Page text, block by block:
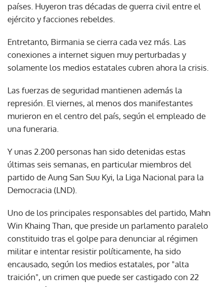
países. Huyeron tras décadas de guerra civil entre el
ejército y facciones rebeldes.
Entretanto, Birmania se cierra cada vez más. Las
conexiones a internet siguen muy perturbadas y
solamente los medios estatales cubren ahora la crisis.
Las fuerzas de seguridad mantienen además la
represión. El viernes, al menos dos manifestantes
murieron en el centro del país, según el empleado de
una funeraria.
Y unas 2.200 personas han sido detenidas estas
últimas seis semanas, en particular miembros del
partido de Aung San Suu Kyi, la Liga Nacional para la
Democracia (LND).
Uno de los principales responsables del partido, Mahn
Win Khaing Than, que preside un parlamento paralelo
constituido tras el golpe para denunciar al régimen
militar e intentar resistir políticamente, ha sido
encausado, según los medios estatales, por "alta
traición", un crimen que puede ser castigado con 22